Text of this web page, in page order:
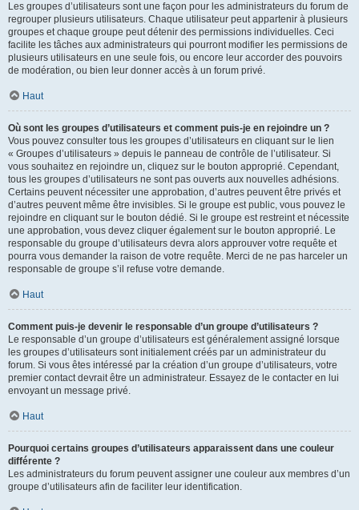
Les groupes d’utilisateurs sont une façon pour les administrateurs du forum de
regrouper plusieurs utilisateurs. Chaque utilisateur peut appartenir à plusieurs
groupes et chaque groupe peut détenir des permissions individuelles. Ceci
facilite les tâches aux administrateurs qui pourront modifier les permissions de
plusieurs utilisateurs en une seule fois, ou encore leur accorder des pouvoirs
de modération, ou bien leur donner accès à un forum privé.
Haut
Où sont les groupes d’utilisateurs et comment puis-je en rejoindre un ?
Vous pouvez consulter tous les groupes d’utilisateurs en cliquant sur le lien
« Groupes d’utilisateurs » depuis le panneau de contrôle de l’utilisateur. Si
vous souhaitez en rejoindre un, cliquez sur le bouton approprié. Cependant,
tous les groupes d’utilisateurs ne sont pas ouverts aux nouvelles adhésions.
Certains peuvent nécessiter une approbation, d’autres peuvent être privés et
d’autres peuvent même être invisibles. Si le groupe est public, vous pouvez le
rejoindre en cliquant sur le bouton dédié. Si le groupe est restreint et nécessite
une approbation, vous devez cliquer également sur le bouton approprié. Le
responsable du groupe d’utilisateurs devra alors approuver votre requête et
pourra vous demander la raison de votre requête. Merci de ne pas harceler un
responsable de groupe s’il refuse votre demande.
Haut
Comment puis-je devenir le responsable d’un groupe d’utilisateurs ?
Le responsable d’un groupe d’utilisateurs est généralement assigné lorsque
les groupes d’utilisateurs sont initialement créés par un administrateur du
forum. Si vous êtes intéressé par la création d’un groupe d’utilisateurs, votre
premier contact devrait être un administrateur. Essayez de le contacter en lui
envoyant un message privé.
Haut
Pourquoi certains groupes d’utilisateurs apparaissent dans une couleur
différente ?
Les administrateurs du forum peuvent assigner une couleur aux membres d’un
groupe d’utilisateurs afin de faciliter leur identification.